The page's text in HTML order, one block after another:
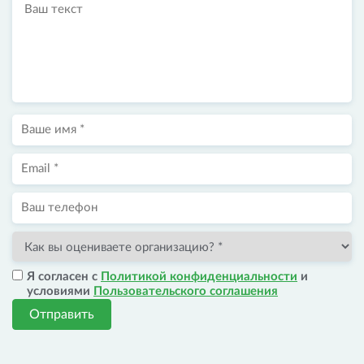
Я согласен с Политикой конфиденциальности и
условиями Пользовательского соглашения
Отправить